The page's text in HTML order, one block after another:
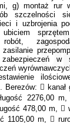
g) montaż rur
szczelności
i uzbrojenia
robót,
zabezpieczeń
Berezów:  kanał
2276,00
478,00 m,
1105,00 m, 